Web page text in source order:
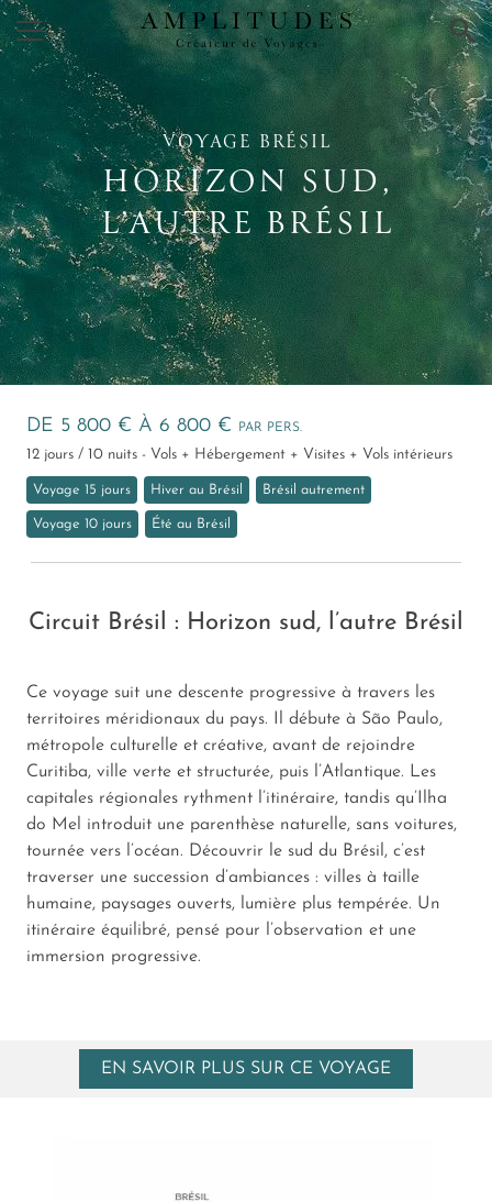
×
VOYAGE BRÉSIL
HORIZON SUD,
L’AUTRE BRÉSIL
DE 5 800 € À 6 800 € PAR PERS.
12 jours / 10 nuits - Vols + Hébergement + Visites + Vols intérieurs
Voyage 15 jours Hiver au Brésil Brésil autrement
Voyage 10 jours Été au Brésil
Circuit Brésil : Horizon sud, l’autre Brésil
Ce voyage suit une descente progressive à travers les
territoires méridionaux du pays. Il débute à São Paulo,
métropole culturelle et créative, avant de rejoindre
Curitiba, ville verte et structurée, puis l’Atlantique. Les
capitales régionales rythment l’itinéraire, tandis qu’Ilha
do Mel introduit une parenthèse naturelle, sans voitures,
tournée vers l’océan. Découvrir le sud du Brésil, c’est
traverser une succession d’ambiances : villes à taille
humaine, paysages ouverts, lumière plus tempérée. Un
itinéraire équilibré, pensé pour l’observation et une
immersion progressive.
EN SAVOIR PLUS SUR CE VOYAGE